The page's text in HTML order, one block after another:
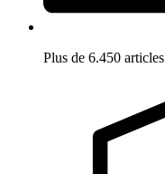
Plus de 6.450 articles